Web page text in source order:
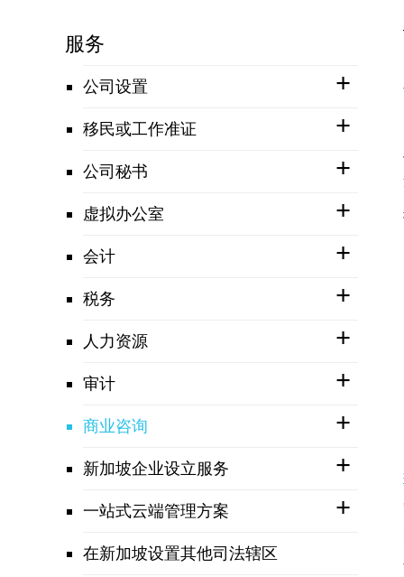
服务
公司设置
移民或工作准证
公司秘书
虚拟办公室
会计
税务
人力资源
审计
商业咨询
新加坡企业设立服务
一站式云端管理方案
在新加坡设置其他司法辖区